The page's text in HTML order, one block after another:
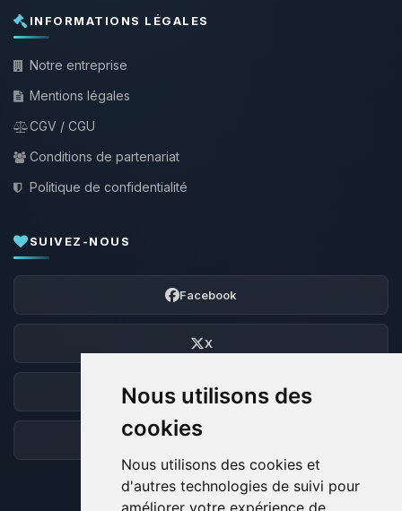
Nous utilisons des
cookies
Nous utilisons des cookies et
d'autres technologies de suivi pour
améliorer votre expérience de
INFORMATIONS LÉGALES
Notre entreprise
Mentions légales
CGV / CGU
Conditions de partenariat
Politique de confidentialité
SUIVEZ-NOUS
Facebook
X
Discord
Forum